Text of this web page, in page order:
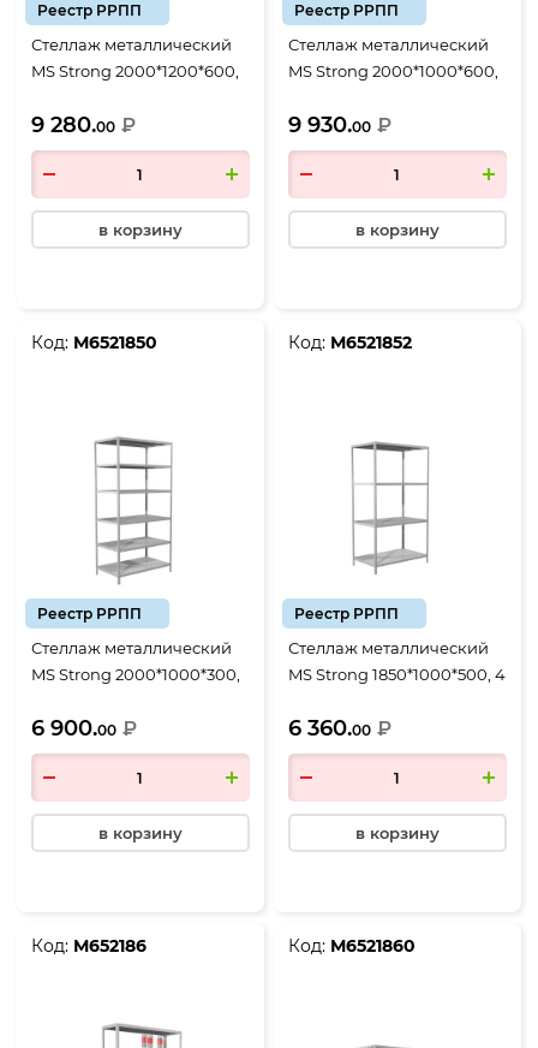
Реестр РРПП
Стеллаж металлический
MS Strong 2000*1200*600,
9 280.00 ₽
в корзину
Реестр РРПП
Стеллаж металлический
MS Strong 2000*1000*600,
9 930.00 ₽
в корзину
Код: М6521850
Реестр РРПП
Стеллаж металлический
MS Strong 2000*1000*300,
6 900.00 ₽
в корзину
Код: М6521852
Реестр РРПП
Стеллаж металлический
MS Strong 1850*1000*500, 4
6 360.00 ₽
в корзину
Код: М652186 Код: М6521860